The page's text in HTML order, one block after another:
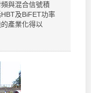
與混合信號積
及BiFET功率
產業化得以